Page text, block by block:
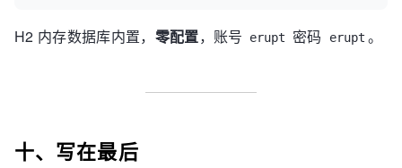
H2 内存数据库内置， 零配置，账号 erupt 密码 erupt 。
十、写在最后